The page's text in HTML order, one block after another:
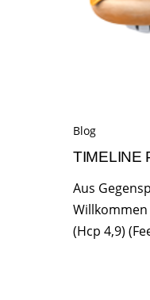
Blog
TIMELINE
Aus
Willkommen
(Hcp 4,9)